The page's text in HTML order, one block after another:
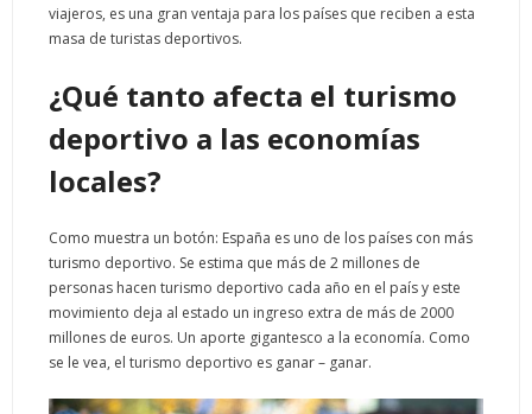
viajeros, es una gran ventaja para los países que reciben a esta
masa de turistas deportivos.
¿Qué tanto afecta el turismo
deportivo a las economías
locales?
Como muestra un botón: España es uno de los países con más
turismo deportivo. Se estima que más de 2 millones de
personas hacen turismo deportivo cada año en el país y este
movimiento deja al estado un ingreso extra de más de 2000
millones de euros. Un aporte gigantesco a la economía. Como
se le vea, el turismo deportivo es ganar – ganar.